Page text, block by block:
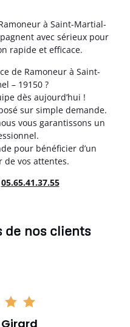
à Saint-Martial-
avec sérieux pour
rapide et efficace.
de Ramoneur à Saint-
– 19150 ?
dès aujourd’hui !
sur simple demande.
vous garantissons un
pour bénéficier d’un
de vos attentes.
05.65.41.37.55
de nos clients